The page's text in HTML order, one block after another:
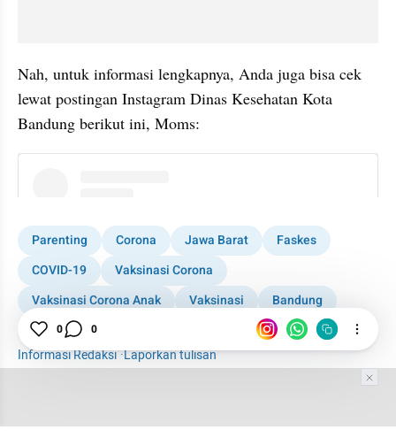
Nah, untuk informasi lengkapnya, Anda juga bisa cek
lewat postingan Instagram Dinas Kesehatan Kota
Bandung berikut ini, Moms:
Parenting Corona Jawa Barat
Faskes
COVID-19
Vaksinasi Corona
Vaksinasi Corona Anak
Vaksinasi
Bandung
MOMS
Informasi Redaksi·Laporkan tulisan
0 0